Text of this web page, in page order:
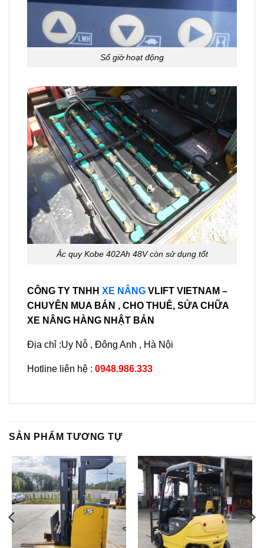
Số giờ hoạt động
Ắc quy Kobe 402Ah 48V còn sử dụng tốt
CÔNG TY TNHH XE NÂNG VLIFT VIETNAM –
CHUYÊN MUA BÁN , CHO THUÊ, SỬA CHỮA
XE NÂNG HÀNG NHẬT BẢN
Địa chỉ :Uy Nỗ , Đông Anh , Hà Nội
Hotline liên hệ : 0948.986.333
SẢN PHẨM TƯƠNG TỰ